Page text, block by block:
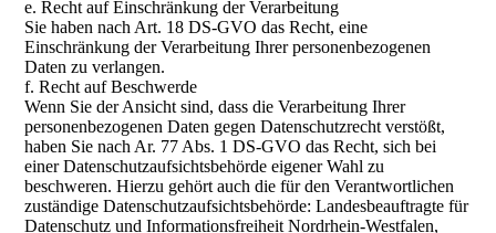
e. Recht auf Einschränkung der Verarbeitung
Sie haben nach Art. 18 DS-GVO das Recht, eine
Einschränkung der Verarbeitung Ihrer personenbezogenen
Daten zu verlangen.
f. Recht auf Beschwerde
Wenn Sie der Ansicht sind, dass die Verarbeitung Ihrer
personenbezogenen Daten gegen Datenschutzrecht verstößt,
haben Sie nach Ar. 77 Abs. 1 DS-GVO das Recht, sich bei
einer Datenschutzaufsichtsbehörde eigener Wahl zu
beschweren. Hierzu gehört auch die für den Verantwortlichen
zuständige Datenschutzaufsichtsbehörde: Landesbeauftragte für
Datenschutz und Informationsfreiheit Nordrhein-Westfalen,